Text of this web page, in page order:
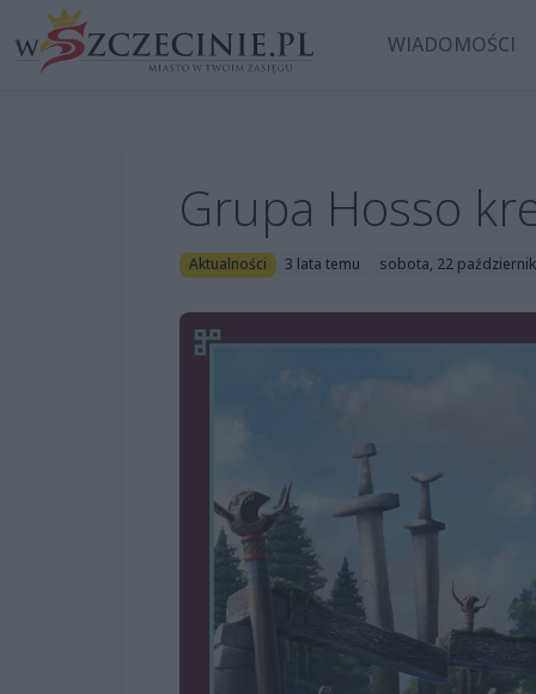
WIADOMOŚCI
Grupa Hosso
Aktualności 3 lata temu sobota, 22